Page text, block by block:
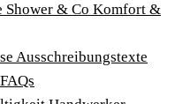
Shower & Co Komfort &
Ausschreibungstexte
FAQs